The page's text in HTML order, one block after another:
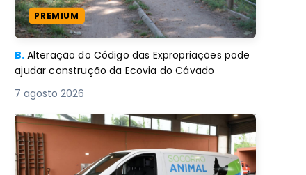
PREMIUM
B. Alteração do Código das Expropriações pode
ajudar construção da Ecovia do Cávado
7 agosto 2026